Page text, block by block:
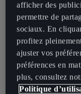
Au quotidien,
Voir les
Terramar,Tavascan,
afficher des
permettre de
sociaux. En
profitez
ajuster vos
préférences en
plus, consultez
Politique